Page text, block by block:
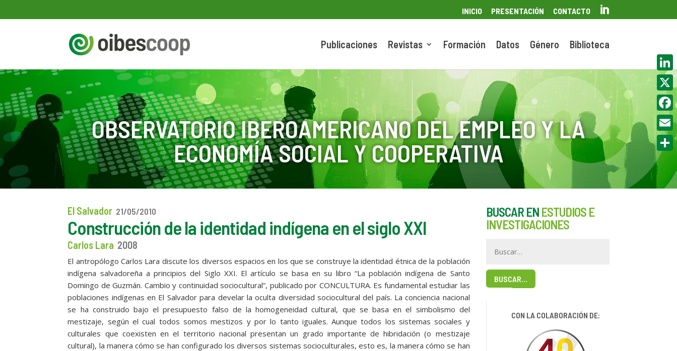
INICIO PRESENTACIÓN CONTACTO 
Publicaciones Revistas Formación Datos Género Biblioteca
OBSERVATORIO IBEROAMERICANO DEL EMPLEO Y LA
ECONOMÍA SOCIAL Y COOPERATIVA
El Salvador 21/05/2010
Construcción de la identidad indígena en el siglo XXI
Carlos Lara 2008
El antropólogo Carlos Lara discute los diversos espacios en los que se construye la identidad étnica de la población
indígena salvadoreña a principios del Siglo XXI. El artículo se basa en su libro “La población indígena de Santo
Domingo de Guzmán. Cambio y continuidad sociocultural”, publicado por CONCULTURA. Es fundamental estudiar las
poblaciones indígenas en El Salvador para develar la oculta diversidad sociocultural del país. La conciencia nacional
se ha construido bajo el presupuesto falso de la homogeneidad cultural, que se basa en el simbolismo del
mestizaje, según el cual todos somos mestizos y por lo tanto iguales. Aunque todos los sistemas sociales y
culturales que coexisten en el territorio nacional presentan un grado importante de hibridación (o mestizaje
cultural), la manera cómo se han configurado los diversos sistemas socioculturales, esto es, la manera cómo se han
BUSCAR EN ESTUDIOS E
INVESTIGACIONES
BUSCAR…
CON LA COLABORACIÓN DE:
X
Email